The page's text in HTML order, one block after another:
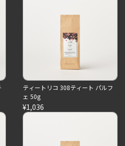
ティートリコ 308ティート パルフ
ェ 50g
¥1,036